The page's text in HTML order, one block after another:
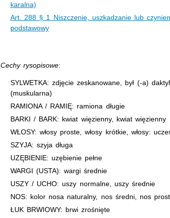
karalna)
Art. 288 § 1 Niszczenie, uszkadzanie lub
podstawowy
Cechy rysopisowe:
SYLWETKA: zdjęcie zeskanowane, był (-a)
(muskularna)
RAMIONA / RAMIĘ: ramiona długie
BARKI / BARK: kwiat więzienny, kwiat więzienny
WŁOSY: włosy proste, włosy krótkie, włosy:
SZYJA: szyja długa
UZĘBIENIE: uzębienie pełne
WARGI (USTA): wargi średnie
USZY / UCHO: uszy normalne, uszy średnie
NOS: kolor nosa naturalny, nos średni, nos
ŁUK BRWIOWY: brwi zrośnięte